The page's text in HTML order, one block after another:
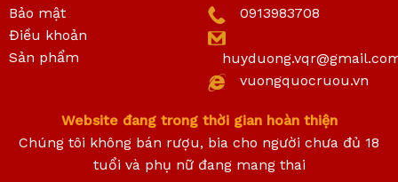
Bảo mật
Điều khoản
Sản phẩm
0913983708
vuongquocruou.vn
Website đang trong thời gian hoàn thiện
Chúng tôi không bán rượu, bia cho người chưa đủ 18
tuổi và phụ nữ đang mang thai